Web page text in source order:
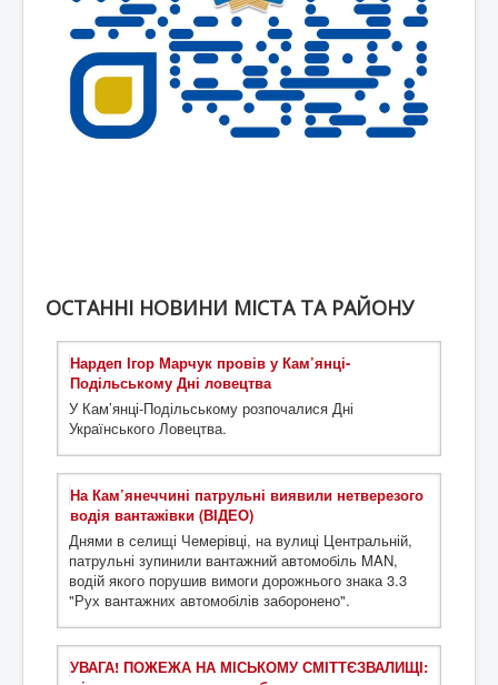
ОСТАННІ НОВИНИ МІСТА ТА РАЙОНУ
Нардеп Ігор Марчук провів у Кам’янці-
Подільському Дні ловецтва
У Кам’янці-Подільському розпочалися Дні
Українського Ловецтва.
На Кам’янеччині патрульні виявили нетверезого
водія вантажівки (ВІДЕО)
Днями в селищі Чемерівці, на вулиці Центральній,
патрульні зупинили вантажний автомобіль MAN,
водій якого порушив вимоги дорожнього знака 3.3
"Рух вантажних автомобілів заборонено".
УВАГА! ПОЖЕЖА НА МІСЬКОМУ СМІТТЄЗВАЛИЩІ: